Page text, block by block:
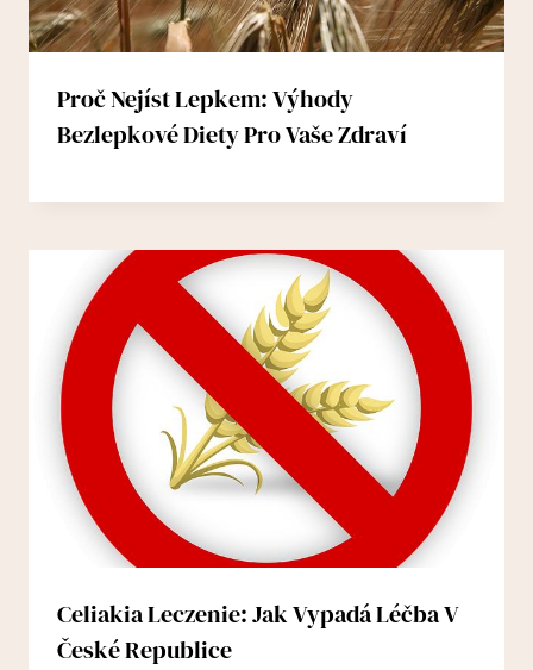
Proč Nejíst Lepkem: Výhody
Bezlepkové Diety Pro Vaše Zdraví
Celiakia Leczenie: Jak Vypadá Léčba V
České Republice